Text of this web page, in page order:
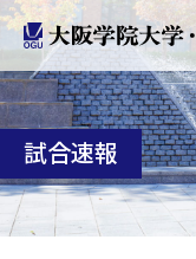
試合速報